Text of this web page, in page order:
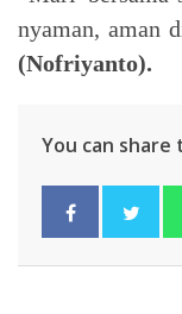
nyaman, aman
(Nofriyanto).
You can share